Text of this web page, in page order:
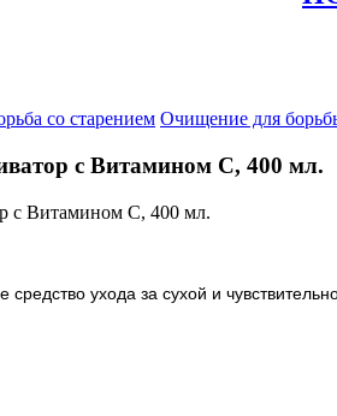
со старением Очищение для
с Витамином С, 400 мл.
ухода за сухой и